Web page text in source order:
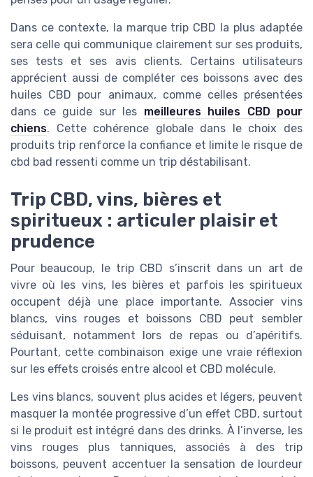
Dans ce contexte, la marque trip CBD la plus adaptée
sera celle qui communique clairement sur ses produits,
ses tests et ses avis clients. Certains utilisateurs
apprécient aussi de compléter ces boissons avec des
huiles CBD pour animaux, comme celles présentées
dans ce guide sur les meilleures huiles CBD pour
chiens. Cette cohérence globale dans le choix des
produits trip renforce la confiance et limite le risque de
cbd bad ressenti comme un trip déstabilisant.
Trip CBD, vins, bières et
spiritueux : articuler plaisir et
prudence
Pour beaucoup, le trip CBD s’inscrit dans un art de
vivre où les vins, les bières et parfois les spiritueux
occupent déjà une place importante. Associer vins
blancs, vins rouges et boissons CBD peut sembler
séduisant, notamment lors de repas ou d’apéritifs.
Pourtant, cette combinaison exige une vraie réflexion
sur les effets croisés entre alcool et CBD molécule.
Les vins blancs, souvent plus acides et légers, peuvent
masquer la montée progressive d’un effet CBD, surtout
si le produit est intégré dans des drinks. À l’inverse, les
vins rouges plus tanniques, associés à des trip
boissons, peuvent accentuer la sensation de lourdeur